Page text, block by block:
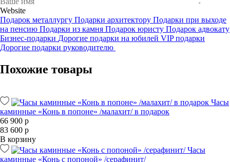
Website
Подарок металлургу Подарки архитектору Подарки при выходе
на пенсию Подарки из камня Подарок юристу Подарок адвокату
Бизнес-подарки Дорогие подарки на юбилей VIP подарки
Дорогие подарки руководителю
Похожие товары
Часы
каминные «Конь в попоне» /малахит/ в подарок
66 900 р
83 600 р
В корзину
Часы
каминные «Конь с попоной» /серафинит/